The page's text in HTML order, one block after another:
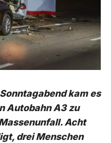
kam es
Autobahn A3 zu
Acht
drei Menschen